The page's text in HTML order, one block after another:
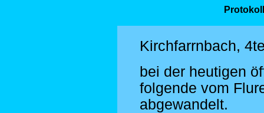
Kirchfarrnbach,
bei der heutigen
folgende vom
abgewandelt.